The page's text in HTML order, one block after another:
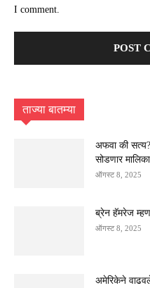
I comment.
ताज्या बातम्या
अफवा की सत्य?
सोडणार मालिका
ऑगस्ट 8, 2025
ब्रेन हॅमरेज
ऑगस्ट 8, 2025
अमेरिकेने